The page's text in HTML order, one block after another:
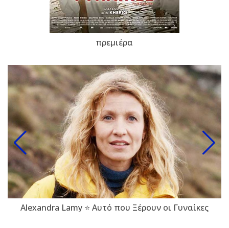
πρεμιέρα
Alexandra Lamy ⭐ Αυτό που Ξέρουν οι Γυναίκες